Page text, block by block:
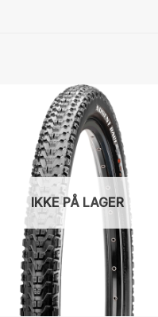
IKKE PÅ LAGER